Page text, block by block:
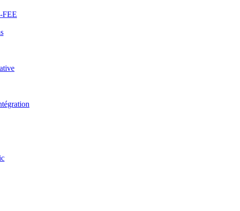
FEE